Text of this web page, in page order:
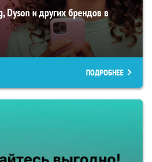
Dyson и других брендов в
ПОДРОБНЕЕ